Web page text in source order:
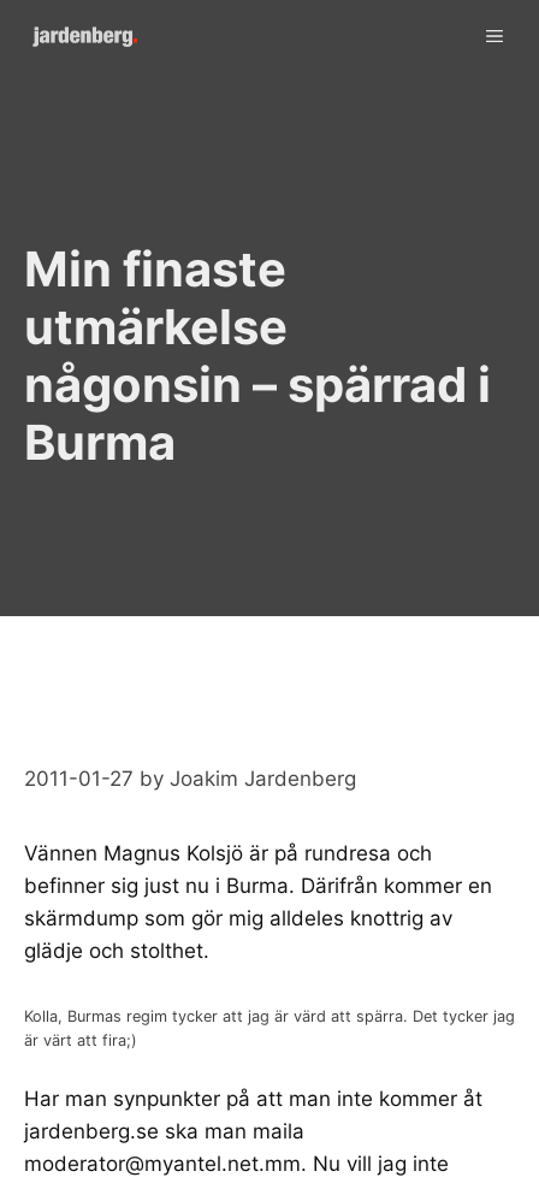
Min finaste
utmärkelse
någonsin – spärrad i
Burma
2011-01-27 by Joakim Jardenberg
Vännen Magnus Kolsjö är på rundresa och
befinner sig just nu i Burma. Därifrån kommer en
skärmdump som gör mig alldeles knottrig av
glädje och stolthet.
Kolla, Burmas regim tycker att jag är värd att spärra. Det tycker jag
är värt att fira;)
Har man synpunkter på att man inte kommer åt
jardenberg.se ska man maila
moderator@myantel.net.mm. Nu vill jag inte